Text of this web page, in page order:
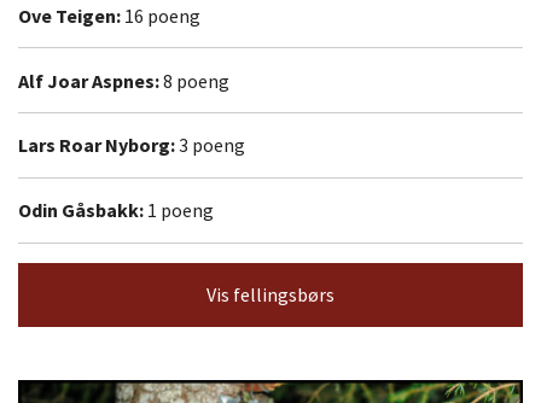
Ove Teigen: 16 poeng
Alf Joar Aspnes:8 poeng
Lars Roar Nyborg:3 poeng
Odin Gåsbakk: 1 poeng
Vis fellingsbørs